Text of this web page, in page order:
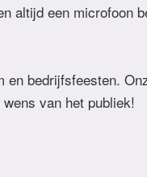
altijd een microfoon
bedrijfsfeesten.
van het publiek!